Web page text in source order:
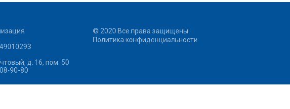
д. 16, пом. 50
90-80
© 2020 Все права защищены
Политика конфиденциальности